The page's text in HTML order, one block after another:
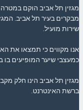
מגזין תל אביב הוקם
מבקרים בעיר תל אביב.
שירות מועיל.
אנו מקווים כי תמצאו את
כמעצבי שיער המופיעים בו
מגזין תל אביב הינו חלק
ברשת האינטרנט.